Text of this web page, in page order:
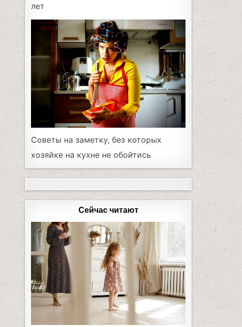
лет
Советы на заметку, без которых
хозяйке на кухне не обойтись
Сейчас читают